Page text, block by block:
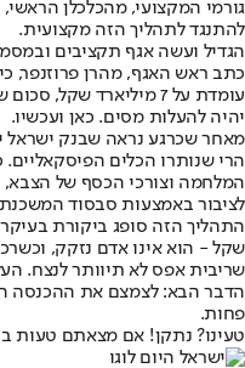
גורמי המקצועי, מהכלכלן
להתנגד לתהליך הזה מקצועית.
הגדיל ועשה אגף תקציבים
כתב ראש האגף, מהרן פרוזנפר,
עומדת על 7 מיליארד
יהיה להעלות מסים. כאן ועכשיו.
מאחר שכרגע נראה שבנק ישראל
הרי שנותרו הכלים
המלחמה וצורכי הכסף של הצבא,
לציבור באמצעות סבסוד
שקל - הוא אינו אדם נזקק,
שריבית אפס לא תיוותר לנצח.
הדבר הבא: לצמצם את ההכנסה
פחות.
טעינו? נתקן! אם מצאתם טעות